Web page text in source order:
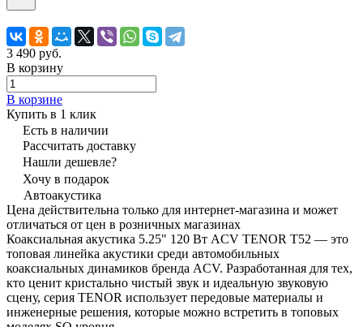
3 490 руб.
В корзину
В корзине
Купить в 1 клик
Есть в наличии
Рассчитать доставку
Нашли дешевле?
Хочу в подарок
Автоакустика
Цена действительна только для интернет-магазина и может
отличаться от цен в розничных магазинах
Коаксиальная акустика 5.25" 120 Вт ACV TENOR T52 — это
топовая линейка акустики среди автомобильных
коаксиальных динамиков бренда ACV. Разработанная для тех,
кто ценит кристально чистый звук и идеальную звуковую
сцену, серия TENOR использует передовые материалы и
инженерные решения, которые можно встретить в топовых